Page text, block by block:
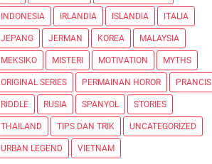
INDONESIA IRLANDIA ISLANDIA ITALIA
JEPANG JERMAN KOREA MALAYSIA
MEKSIKO MISTERI MOTIVATION MYTHS
ORIGINAL SERIES PERMAINAN HOROR PRANCIS
RIDDLE RUSIA SPANYOL STORIES
THAILAND TIPS DAN TRIK UNCATEGORIZED
URBAN LEGEND VIETNAM